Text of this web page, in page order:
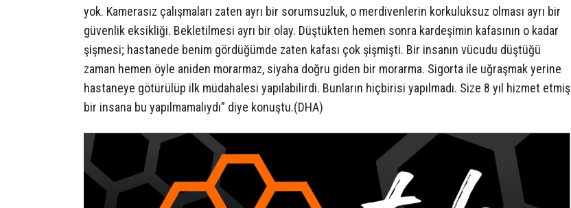
yok. Kamerasız çalışmaları zaten ayrı bir sorumsuzluk, o merdivenlerin korkuluksuz olması ayrı bir
güvenlik eksikliği. Bekletilmesi ayrı bir olay. Düştükten hemen sonra kardeşimin kafasının o kadar
şişmesi; hastanede benim gördüğümde zaten kafası çok şişmişti. Bir insanın vücudu düştüğü
zaman hemen öyle aniden morarmaz, siyaha doğru giden bir morarma. Sigorta ile uğraşmak yerine
hastaneye götürülüp ilk müdahalesi yapılabilirdi. Bunların hiçbirisi yapılmadı. Size 8 yıl hizmet etmiş
bir insana bu yapılmamalıydı” diye konuştu.(DHA)